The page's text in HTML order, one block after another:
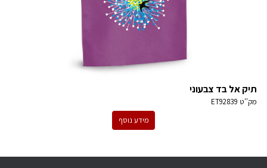
תיק אל בד צבעוני
מק''ט ET92839
מידע נוסף